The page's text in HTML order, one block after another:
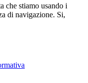
che stiamo usando i
di navigazione. Si,